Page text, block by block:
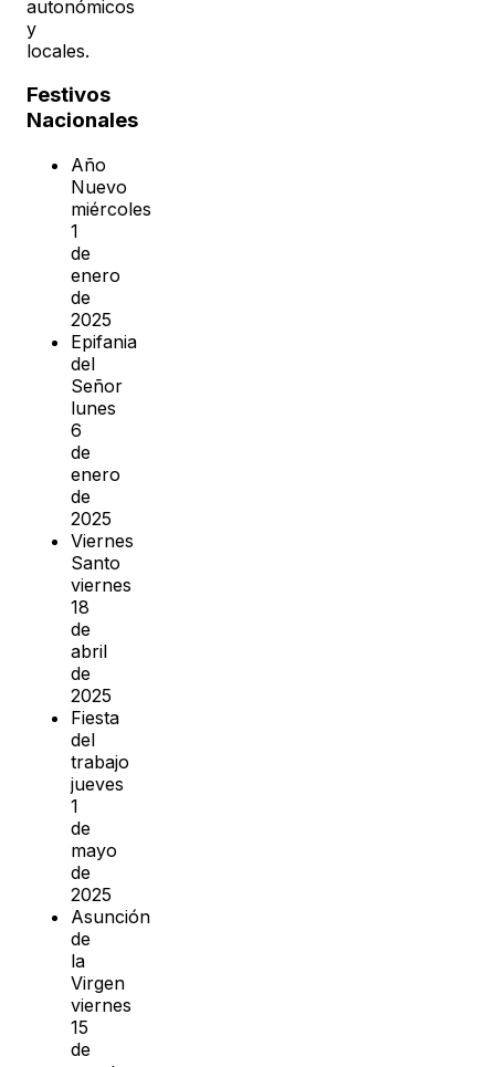
autonómicos
y
locales.
Festivos
Nacionales
Año
Nuevo
miércoles
1
de
enero
de
2025
Epifania
del
Señor
lunes
6
de
enero
de
2025
Viernes
Santo
viernes
18
de
abril
de
2025
Fiesta
del
trabajo
jueves
1
de
mayo
de
2025
Asunción
de
la
Virgen
viernes
15
de